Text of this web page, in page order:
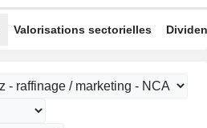
Valorisations sectorielles